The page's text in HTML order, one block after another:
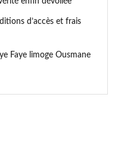
d’accès et frais
Faye limoge Ousmane